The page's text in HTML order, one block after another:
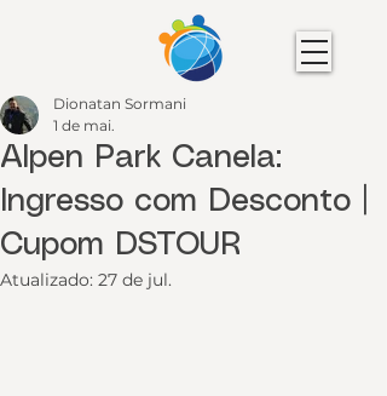
Alpen Park Canela:
Ingresso com Desconto |
Cupom DSTOUR
Dionatan Sormani
1 de mai.
Atualizado: 27 de jul.